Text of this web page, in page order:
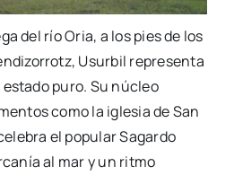
del río Oria, a los pies de los
Usurbil representa
puro. Su núcleo
como la iglesia de San
el popular Sagardo
al mar y un ritmo